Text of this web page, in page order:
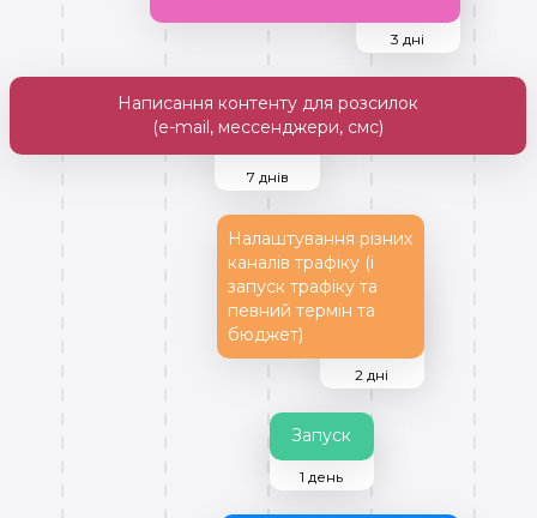
7 днів
2 дні
1 день
3 дні
Написання контенту для розсилок
(e-mail, мессенджери, смс)
Налаштування різних
каналів трафіку (і
запуск трафіку та
певний термін та
бюджет)
Запуск